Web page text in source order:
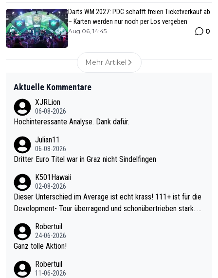
Darts WM 2027: PDC schafft freien Ticketverkauf ab
– Karten werden nur noch per Los vergeben
Aug 06, 14:45 0
Mehr Artikel
Aktuelle Kommentare
XJRLion
06-08-2026
Hochinteressante Analyse. Dank dafür.
Julian11
06-08-2026
Dritter Euro Titel war in Graz nicht Sindelfingen
K501Hawaii
02-08-2026
Dieser Unterschied im Average ist echt krass! 111+ ist für die
Development- Tour überragend und schonübertrieben stark. U
mal 40+ erst recht. Da gewinnst keinen Blumentopf - ist ja noc
h krasser wie ein Pokalspiel eines Kreisligisten vs einem Bund
Robertuil
24-06-2026
Ganz tolle Aktion!
Robertuil
11-06-2026